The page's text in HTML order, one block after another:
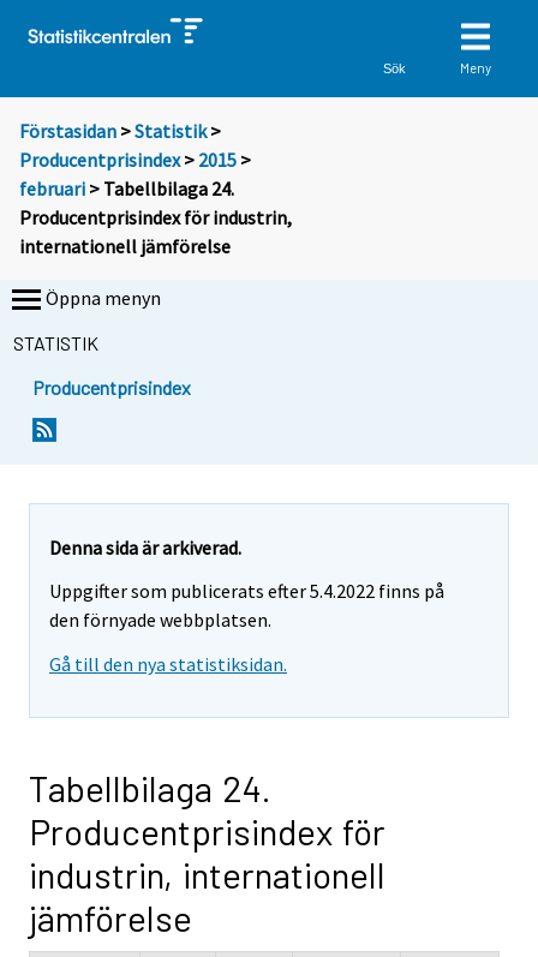
Sök Meny
Förstasidan >Statistik >
Producentprisindex> 2015 >
februari > Tabellbilaga 24.
Producentprisindex för industrin,
internationell jämförelse
Öppna menyn
STATISTIK
Producentprisindex
Denna sida är arkiverad.
Uppgifter som publicerats efter 5.4.2022 finns på
den förnyade webbplatsen.
Gå till den nya statistiksidan.
Tabellbilaga 24.
Producentprisindex för
industrin, internationell
jämförelse